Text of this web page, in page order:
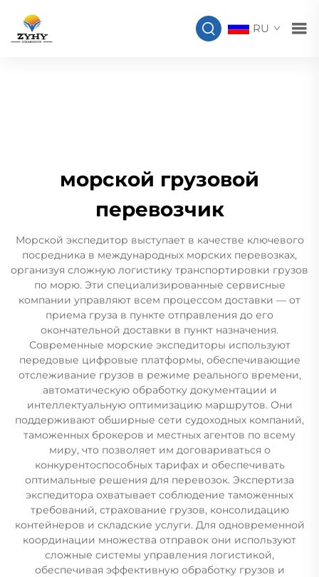
RU
морской грузовой
перевозчик
Морской экспедитор выступает в качестве ключевого
посредника в международных морских перевозках,
организуя сложную логистику транспортировки грузов
по морю. Эти специализированные сервисные
компании управляют всем процессом доставки — от
приема груза в пункте отправления до его
окончательной доставки в пункт назначения.
Современные морские экспедиторы используют
передовые цифровые платформы, обеспечивающие
отслеживание грузов в режиме реального времени,
автоматическую обработку документации и
интеллектуальную оптимизацию маршрутов. Они
поддерживают обширные сети судоходных компаний,
таможенных брокеров и местных агентов по всему
миру, что позволяет им договариваться о
конкурентоспособных тарифах и обеспечивать
оптимальные решения для перевозок. Экспертиза
экспедитора охватывает соблюдение таможенных
требований, страхование грузов, консолидацию
контейнеров и складские услуги. Для одновременной
координации множества отправок они используют
сложные системы управления логистикой,
обеспечивая эффективную обработку грузов и